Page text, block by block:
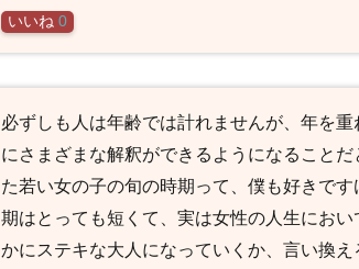
いいね 0
必ずしも人は年齢では計れませんが、年を
にさまざまな解釈ができるようになること
た若い女の子の旬の時期って、僕も好きで
期はとっても短くて、実は女性の人生にお
かにステキな大人になっていくか、言い換